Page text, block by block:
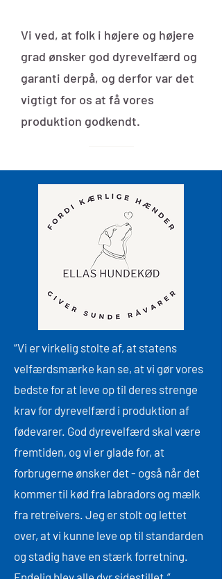
Vi ved, at folk i højere og højere
grad ønsker god dyrevelfærd og
garanti derpå, og derfor var det
vigtigt for os at få vores
produktion godkendt.
“Vi er virkelig stolte af, at statens
velfærdsmærke kan se, at vi gør vores
bedste for at leve op til deres strenge
krav for dyrevelfærd i produktion af
fødevarer. God dyrevelfærd skal være
fremtiden, og vi er glade for, at
forbrugerne ønsker det - også når det
kommer til kød fra labradors og mælk
fra retreivers. Jeg er stolt og lettet
over, at vi kunne leve op til standarden
og stadig have en stærk forretning.